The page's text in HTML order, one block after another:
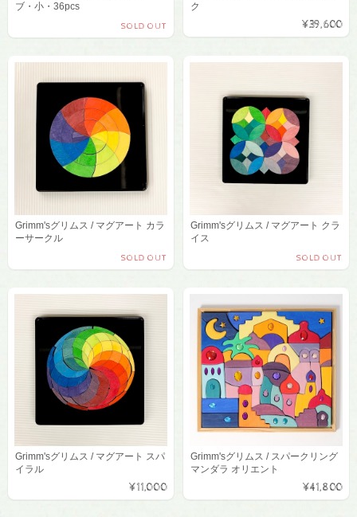
ブ・小・36pcs
SOLD OUT
ク
¥39,600
Grimm'sグリムス / マグアート カラ
ーサークル
SOLD OUT
Grimm'sグリムス / マグアート クラ
イス
SOLD OUT
Grimm'sグリムス / マグアート スパ
イラル
¥11,000
Grimm'sグリムス / スパークリング
マンダラ オリエント
¥41,800